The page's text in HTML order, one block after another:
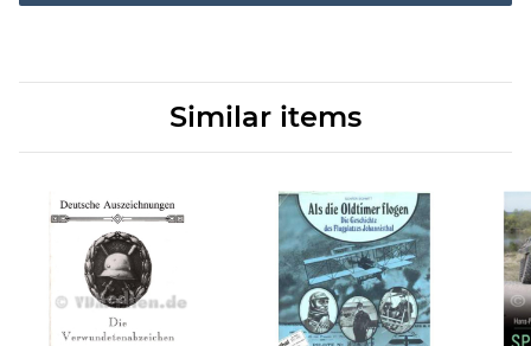
Similar items